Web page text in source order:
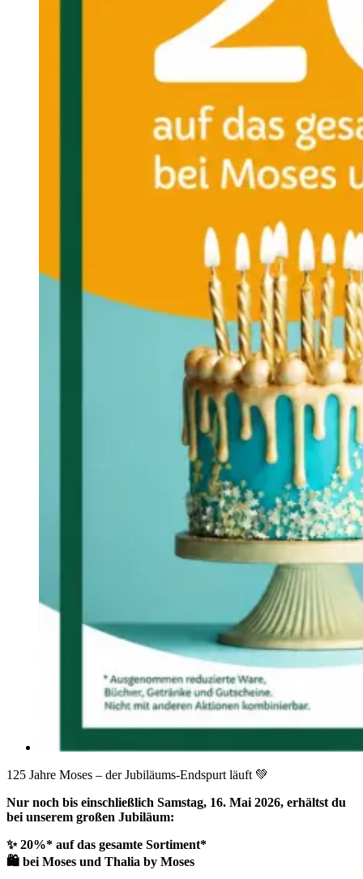
125 Jahre Moses – der Jubiläums-Endspurt läuft 💚
Nur noch bis einschließlich Samstag, 16. Mai 2026, erhältst du
bei unserem großen Jubiläum:
✨ 20%* auf das gesamte Sortiment*
🛍️ bei Moses und Thalia by Moses